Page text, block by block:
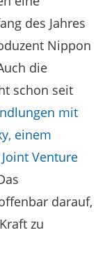
des Jahres
Nippon
die
schon seit
mit
einem
Venture
darauf,
zu